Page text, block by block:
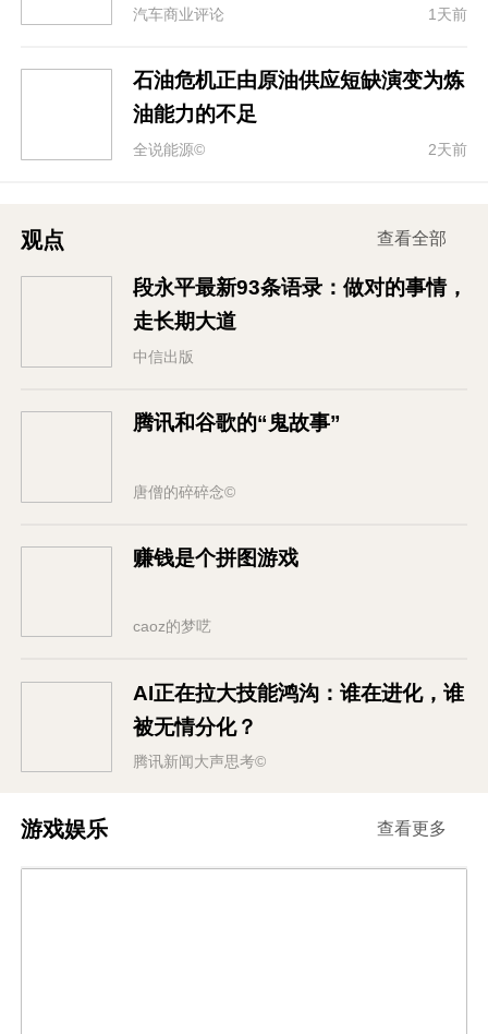
汽车商业评论 1天前
石油危机正由原油供应短缺演变为炼
油能力的不足
全说能源© 2天前
观点 查看全部
段永平最新93条语录：做对的事情，
走长期大道
中信出版
腾讯和谷歌的“鬼故事”
唐僧的碎碎念©
赚钱是个拼图游戏
caoz的梦呓
AI正在拉大技能鸿沟：谁在进化，谁
被无情分化？
腾讯新闻大声思考©
游戏娱乐 查看更多